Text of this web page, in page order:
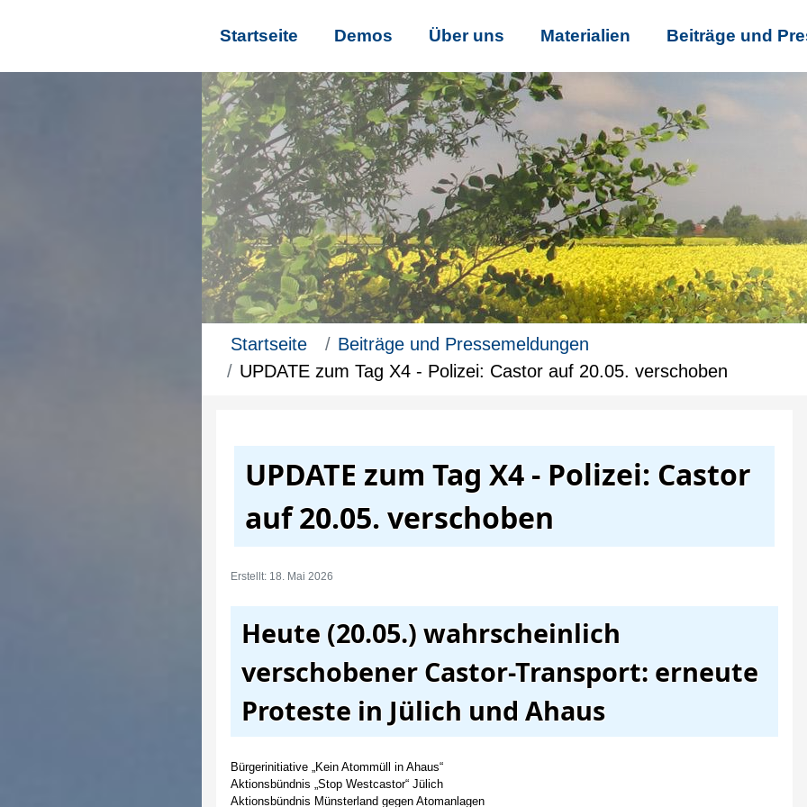
Startseite Demos Über uns Materialien Beiträge und
Startseite
Beiträge und Pressemeldungen
UPDATE zum Tag X4 - Polizei: Castor auf 20.05. verschoben
UPDATE zum Tag X4 - Polizei: Castor
auf 20.05. verschoben
Erstellt: 18. Mai 2026
Heute (20.05.) wahrscheinlich
verschobener Castor-Transport: erneute
Proteste in Jülich und Ahaus
Bürgerinitiative „Kein Atommüll in Ahaus“
Aktionsbündnis „Stop Westcastor“ Jülich
Aktionsbündnis Münsterland gegen Atomanlagen